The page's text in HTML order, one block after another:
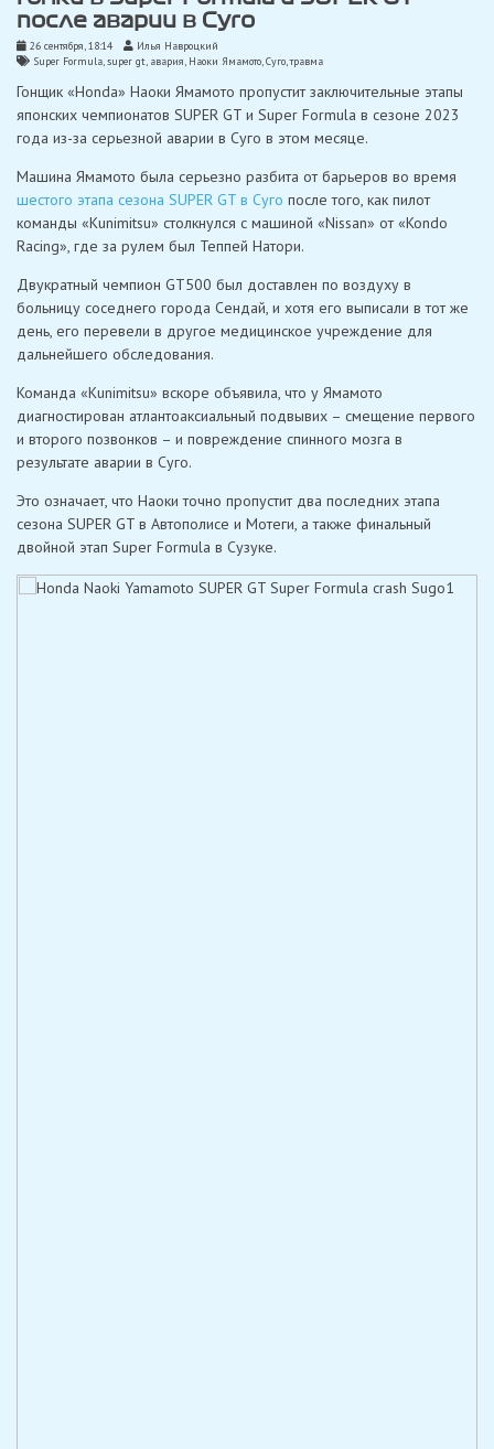
после аварии в Суго
26 сентября, 18:14
Илья Навроцкий
Super Formula,super gt, авария, Наоки Ямамото,Суго,травма
Гонщик «Honda» Наоки Ямамото пропустит заключительные этапы
японских чемпионатов SUPER GT и Super Formula в сезоне 2023
года из-за серьезной аварии в Суго в этом месяце.
Машина Ямамото была серьезно разбита от барьеров во время
шестого этапа сезона SUPER GT в Суго после того, как пилот
команды «Kunimitsu» столкнулся с машиной «Nissan» от «Kondo
Racing», где за рулем был Теппей Натори.
Двукратный чемпион GT500 был доставлен по воздуху в
больницу соседнего города Сендай, и хотя его выписали в тот же
день, его перевели в другое медицинское учреждение для
дальнейшего обследования.
Команда «Kunimitsu» вскоре объявила, что у Ямамото
диагностирован атлантоаксиальный подвывих – смещение первого
и второго позвонков – и повреждение спинного мозга в
результате аварии в Суго.
Это означает, что Наоки точно пропустит два последних этапа
сезона SUPER GT в Автополисе и Мотеги, а также финальный
двойной этап Super Formula в Сузуке.